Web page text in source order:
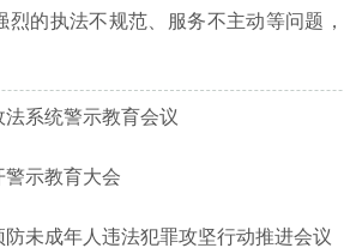
烈的执法不规范、服务不主动等问题
系统警示教育会议
警示教育大会
未成年人违法犯罪攻坚行动推进会议